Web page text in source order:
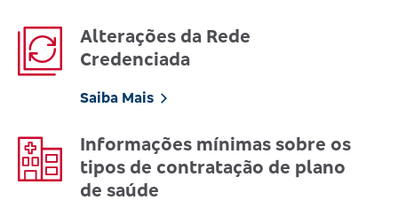
Alterações da Rede
Credenciada
Saiba Mais
Informações mínimas sobre os
tipos de contratação de plano
de saúde